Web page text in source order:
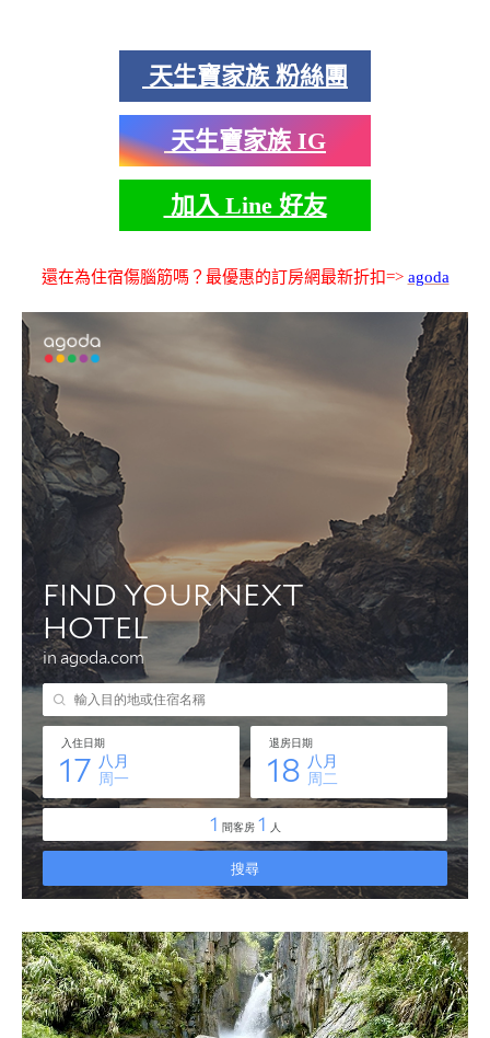
天生寶家族 粉絲團
天生寶家族 IG
加入 Line 好友
還在為住宿傷腦筋嗎？最優惠的訂房網最新折扣=> agoda